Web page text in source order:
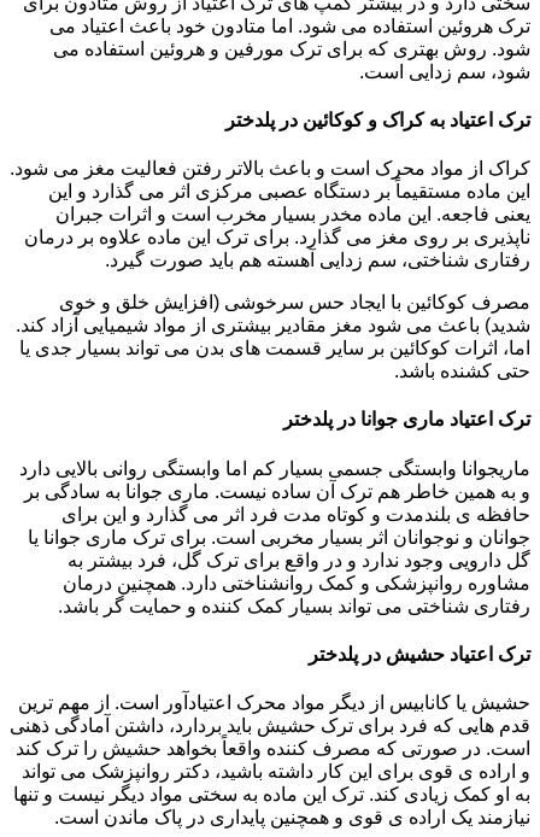
ترک هروئین استفاده می شود. اما متادون خود باعث اعتیاد می
شود. روش بهتری که برای ترک مورفین و هروئین استفاده می
شود، سم زدایی است.
ترک اعتیاد به کراک و کوکائین در پلدختر
کراک از مواد محرک است و باعث بالاتر رفتن فعالیت مغز می شود.
این ماده مستقیماً بر دستگاه عصبی مرکزی اثر می گذارد و این
یعنی فاجعه. این ماده مخدر بسیار مخرب است و اثرات جبران
ناپذیری بر روی مغز می گذارد. برای ترک این ماده علاوه بر درمان
رفتاری شناختی، سم زدایی آهسته هم باید صورت گیرد.
مصرف کوکائین با ایجاد حس سرخوشی (افزایش خلق و خوی
شدید) باعث می شود مغز مقادیر بیشتری از مواد شیمیایی آزاد کند.
اما، اثرات کوکائین بر سایر قسمت های بدن می تواند بسیار جدی یا
حتی کشنده باشد.
ترک اعتیاد ماری جوانا در پلدختر
ماریجوانا وابستگی جسمی بسیار کم اما وابستگی روانی بالایی دارد
و به همین خاطر هم ترک آن ساده نیست. ماری جوانا به سادگی بر
حافظه ی بلندمدت و کوتاه مدت فرد اثر می گذارد و این برای
جوانان و نوجوانان اثر بسیار مخربی است. برای ترک ماری جوانا یا
گل دارویی وجود ندارد و در واقع برای ترک گل، فرد بیشتر به
مشاوره روانپزشکی و کمک روانشناختی دارد. همچنین درمان
رفتاری شناختی می تواند بسیار کمک کننده و حمایت گر باشد.
ترک اعتیاد حشیش در پلدختر
حشیش یا کانابیس از دیگر مواد محرک اعتیادآور است. از مهم ترین
قدم هایی که فرد برای ترک حشیش باید بردارد، داشتن آمادگی ذهنی
است. در صورتی که مصرف کننده واقعاً بخواهد حشیش را ترک کند
و اراده ی قوی برای این کار داشته باشید، دکتر روانپزشک می تواند
به او کمک زیادی کند. ترک این ماده به سختی مواد دیگر نیست و تنها
نیازمند یک اراده ی قوی و همچنین پایداری در پاک ماندن است.